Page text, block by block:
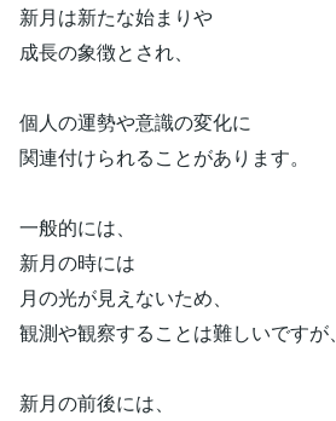
新月は新たな始まりや
成長の象徴とされ、
個人の運勢や意識の変化に
関連付けられることがあります。
一般的には、
新月の時には
月の光が見えないため、
観測や観察することは難しいですが、
新月の前後には、